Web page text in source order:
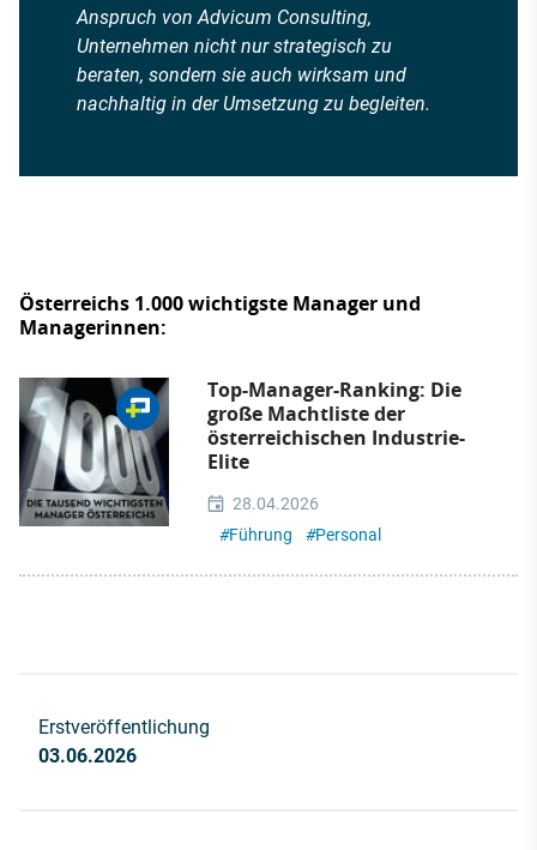
Anspruch von Advicum Consulting,
Unternehmen nicht nur strategisch zu
beraten, sondern sie auch wirksam und
nachhaltig in der Umsetzung zu begleiten.
Österreichs 1.000 wichtigste Manager und
Managerinnen:
Top-Manager-Ranking: Die
große Machtliste der
österreichischen Industrie-
Elite
28.04.2026
#Führung #Personal
Erstveröffentlichung
03.06.2026